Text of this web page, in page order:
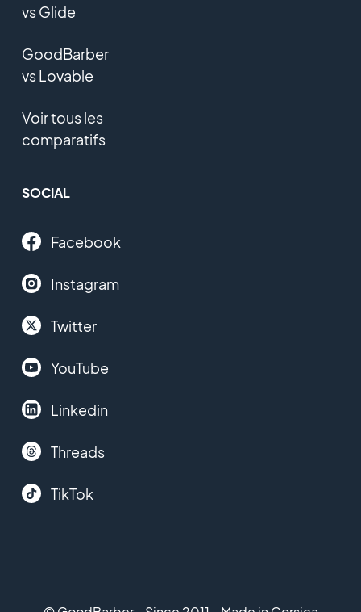
vs Glide
GoodBarber
vs Lovable
Voir tous les
comparatifs
SOCIAL
Facebook
Instagram
Twitter
YouTube
Linkedin
Threads
TikTok